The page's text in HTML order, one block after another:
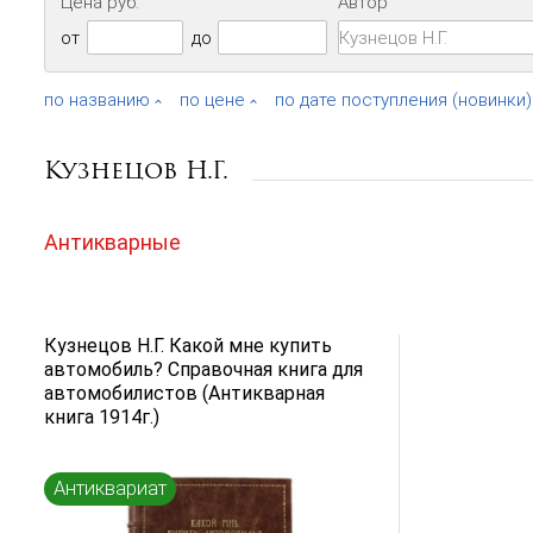
от
до
по названию по цене по дате поступления (новинки)
Кузнецов Н.Г.
Антикварные
Кузнецов Н.Г. Какой мне купить
автомобиль? Справочная книга для
автомобилистов (Антикварная
книга 1914г.)
Антиквариат